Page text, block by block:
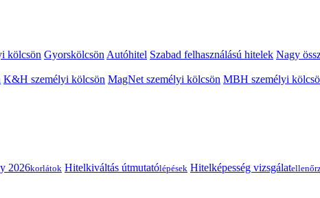
kölcsön Gyorskölcsön Autóhitel Szabad felhasználású hitelek Nagy
K&H személyi kölcsön MagNet személyi kölcsön MBH személyi
2026korlátok Hitelkiváltás útmutatólépések Hitelképesség vizsgálat